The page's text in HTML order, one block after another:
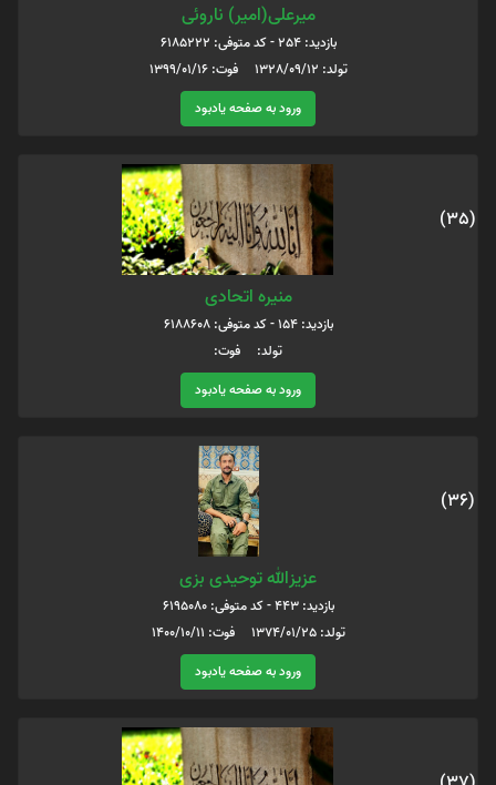
میرعلی(امیر) ناروئی
بازدید: 254 - کد متوفی: 6185222
تولد: 1328/09/12 فوت: 1399/01/16
ورود به صفحه یادبود
(35)
منیره اتحادی
بازدید: 154 - کد متوفی: 6188608
تولد: فوت:
ورود به صفحه یادبود
(36)
عزیزالله توحیدی بزی
بازدید: 443 - کد متوفی: 6195080
تولد: 1374/01/25 فوت: 1400/10/11
ورود به صفحه یادبود